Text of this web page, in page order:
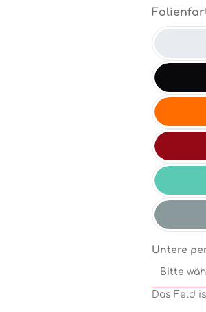
Weiß
Schwarz
Orange
Dunkelrot
Mint
Untere
Das Feld